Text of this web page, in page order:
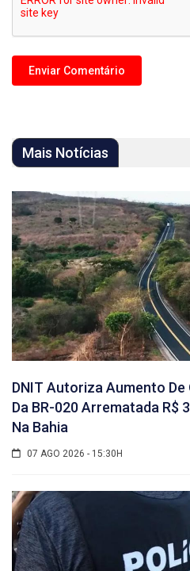
Mais Notícias
DNIT Autoriza Aumento De
Da BR-020 Arrematada R$
Na Bahia
07 AGO 2026 - 15:30H